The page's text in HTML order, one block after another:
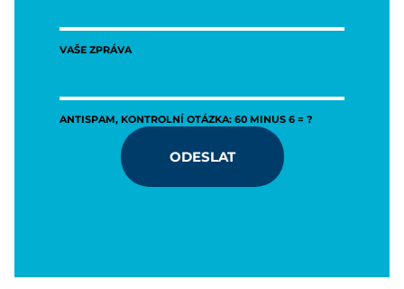
VAŠE ZPRÁVA
ANTISPAM, KONTROLNÍ OTÁZKA: 60 MINUS 6 = ?
ODESLAT